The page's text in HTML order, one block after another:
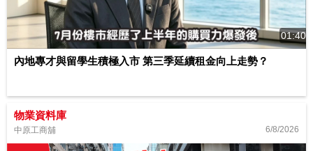
01:40
內地專才與留學生積極入市 第三季延續租金向上走勢？
物業資料庫
中原工商舖 6/8/2026